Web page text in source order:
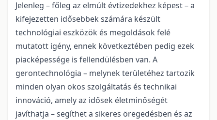
Jelenleg – főleg az elmúlt évtizedekhez képest – a
kifejezetten idősebbek számára készült
technológiai eszközök és megoldások felé
mutatott igény, ennek következtében pedig ezek
piacképessége is fellendülésben van. A
gerontechnológia – melynek területéhez tartozik
minden olyan okos szolgáltatás és technikai
innováció, amely az idősek életminőségét
javíthatja – segíthet a sikeres öregedésben és az